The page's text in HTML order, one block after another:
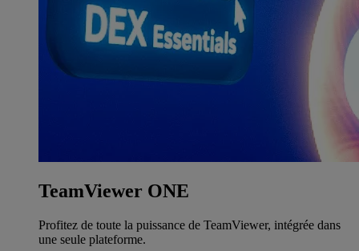
TeamViewer ONE
Profitez de toute la puissance de TeamViewer, intégrée dans
une seule plateforme.